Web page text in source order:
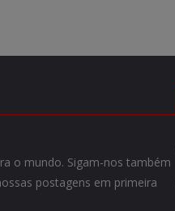
o mundo. Sigam-nos também
postagens em primeira